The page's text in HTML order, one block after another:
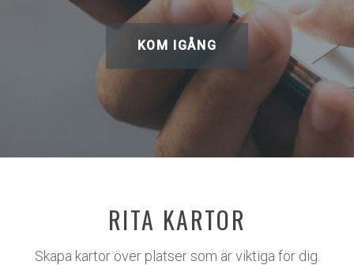
KOM IGÅNG
RITA KARTOR
Skapa kartor över platser som är viktiga för dig.